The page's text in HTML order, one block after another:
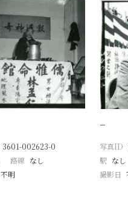
3601-002623-0
路線 なし
不明
−
写真ID
駅 なし
撮影日